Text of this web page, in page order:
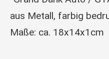
aus Metall, farbig
Maße: ca. 18x14x1cm